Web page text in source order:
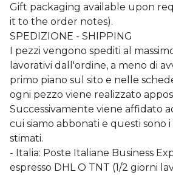
Gift packaging available upon
it to the order notes).
SPEDIZIONE - SHIPPING
I pezzi vengono spediti al
lavorativi dall'ordine, a meno di
primo piano sul sito e nelle
ogni pezzo viene realizzato
Successivamente viene affidato
cui siamo abbonati e questi sono
stimati.
- Italia: Poste Italiane Business
espresso DHL O TNT (1/2 giorni